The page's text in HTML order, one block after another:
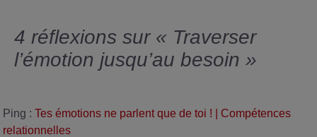
4 réflexions sur « Traverser
l’émotion jusqu’au besoin »
Ping : Tes émotions ne parlent que de toi ! | Compétences
relationnelles